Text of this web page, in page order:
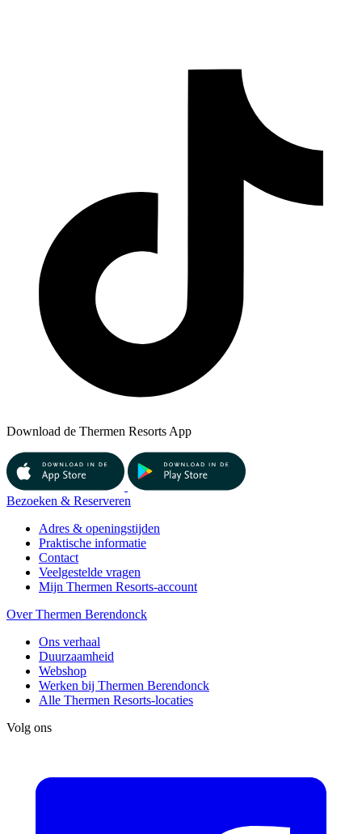
Download de Thermen Resorts App
Bezoeken & Reserveren
Adres & openingstijden
Praktische informatie
Contact
Veelgestelde vragen
Mijn Thermen Resorts-account
Over Thermen Berendonck
Ons verhaal
Duurzaamheid
Webshop
Werken bij Thermen Berendonck
Alle Thermen Resorts-locaties
Volg ons